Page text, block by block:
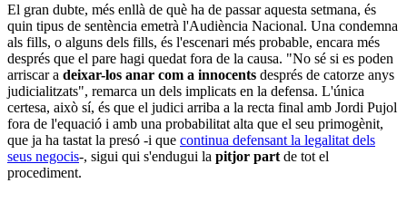
El gran dubte, més enllà de què ha de passar aquesta setmana, és
quin tipus de sentència emetrà l'Audiència Nacional. Una condemna
als fills, o alguns dels fills, és l'escenari més probable, encara més
després que el pare hagi quedat fora de la causa. "No sé si es poden
arriscar a deixar-los anar com a innocents després de catorze anys
judicialitzats", remarca un dels implicats en la defensa. L'única
certesa, això sí, és que el judici arriba a la recta final amb Jordi Pujol
fora de l'equació i amb una probabilitat alta que el seu primogènit,
que ja ha tastat la presó -i que continua defensant la legalitat dels
seus negocis-, sigui qui s'endugui la pitjor part de tot el
procediment.